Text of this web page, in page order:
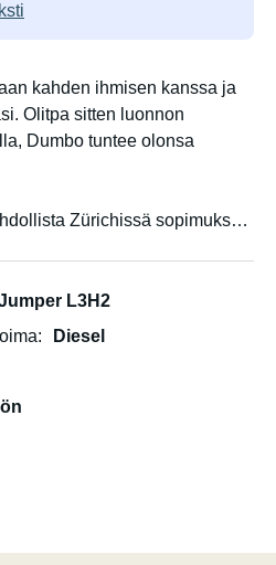
kahden ihmisen kanssa ja
Olitpa sitten luonnon
Dumbo tuntee olonsa
Zürichissä sopimuksen
tiskiallas, keittiövälineet
joka voidaan muuntaa
L3H2
Diesel